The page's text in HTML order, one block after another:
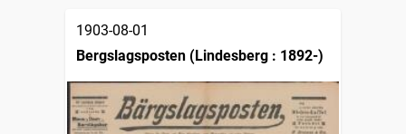
1903-08-01
Bergslagsposten (Lindesberg : 1892-)